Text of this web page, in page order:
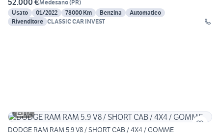
52.000 €Medesano(PR)
Usato
01/2022 78000 Km Benzina
Automatico
Rivenditore CLASSIC CAR INVEST
12
DODGE RAM RAM 5.9 V8 / SHORT CAB / 4X4 / GOMME